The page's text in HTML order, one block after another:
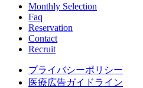
Monthly Selection
Faq
Reservation
Contact
Recruit
プライバシーポリシー
医療広告ガイドライン